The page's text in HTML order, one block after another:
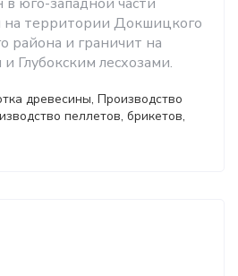
на территории Докшицкого
района и граничит на
Глубокским лесхозами.
древесины, Производство
пеллетов, брикетов,